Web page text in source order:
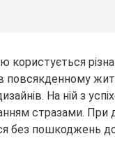
користується
На ній з
стразами. При
без пошкоджень до